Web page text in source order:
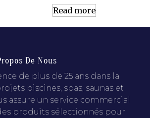
Read more
De Nous
de plus de 25 ans dans la
piscines, spas, saunas et
assure un service commercial
produits sélectionnés pour